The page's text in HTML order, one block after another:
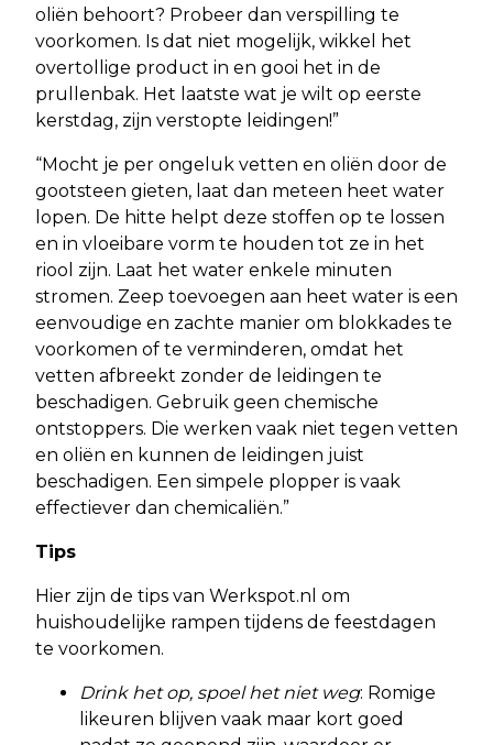
oliën behoort? Probeer dan verspilling te
voorkomen. Is dat niet mogelijk, wikkel het
overtollige product in en gooi het in de
prullenbak. Het laatste wat je wilt op eerste
kerstdag, zijn verstopte leidingen!”
“Mocht je per ongeluk vetten en oliën door de
gootsteen gieten, laat dan meteen heet water
lopen. De hitte helpt deze stoffen op te lossen
en in vloeibare vorm te houden tot ze in het
riool zijn. Laat het water enkele minuten
stromen. Zeep toevoegen aan heet water is een
eenvoudige en zachte manier om blokkades te
voorkomen of te verminderen, omdat het
vetten afbreekt zonder de leidingen te
beschadigen. Gebruik geen chemische
ontstoppers. Die werken vaak niet tegen vetten
en oliën en kunnen de leidingen juist
beschadigen. Een simpele plopper is vaak
effectiever dan chemicaliën.”
Tips
Hier zijn de tips van Werkspot.nl om
huishoudelijke rampen tijdens de feestdagen
te voorkomen.
Drink het op, spoel het niet weg: Romige
likeuren blijven vaak maar kort goed